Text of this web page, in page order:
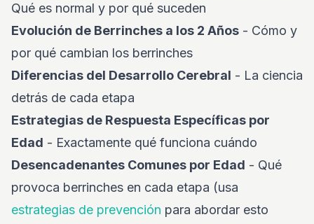
Qué es normal y por qué suceden
Evolución de Berrinches a los 2 Años - Cómo y
por qué cambian los berrinches
Diferencias del Desarrollo Cerebral - La ciencia
detrás de cada etapa
Estrategias de Respuesta Específicas por
Edad - Exactamente qué funciona cuándo
Desencadenantes Comunes por Edad - Qué
provoca berrinches en cada etapa (usa
estrategias de prevención para abordar esto